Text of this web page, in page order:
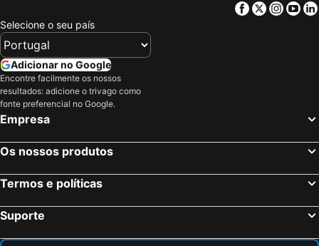
Facebook
Twitter
Selecione o seu país
Adicionar no Google
Encontre facilmente os nossos
resultados: adicione o trivago como
fonte preferencial no Google.
Empresa
Os nossos produtos
Termos e políticas
Suporte